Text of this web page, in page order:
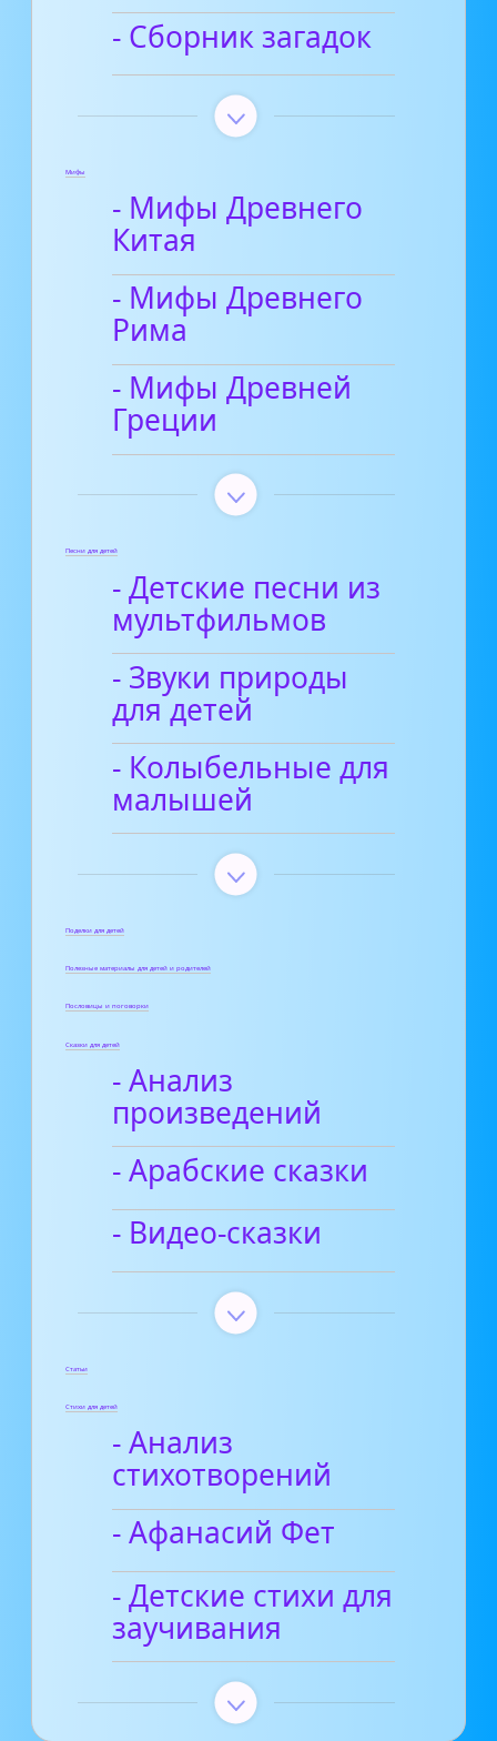
- Сборник загадок
Мифы
- Мифы Древнего
Китая
- Мифы Древнего
Рима
- Мифы Древней
Греции
Песни для детей
- Детские песни из
мультфильмов
- Звуки природы
для детей
- Колыбельные для
малышей
Поделки для детей
Полезные материалы для детей и родителей
Пословицы и поговорки
Сказки для детей
- Анализ
произведений
- Арабские сказки
- Видео-сказки
Статьи
Стихи для детей
- Анализ
стихотворений
- Афанасий Фет
- Детские стихи для
заучивания